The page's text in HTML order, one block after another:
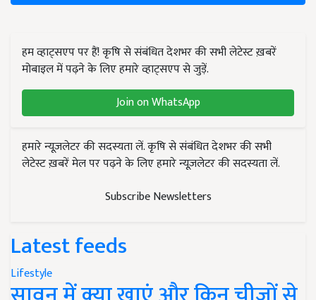
हम व्हाट्सएप पर हैं! कृषि से संबंधित देशभर की सभी लेटेस्ट ख़बरें
मोबाइल में पढ़ने के लिए हमारे व्हाट्सएप से जुड़ें.
Join on WhatsApp
हमारे न्यूज़लेटर की सदस्यता लें. कृषि से संबंधित देशभर की सभी
लेटेस्ट ख़बरें मेल पर पढ़ने के लिए हमारे न्यूज़लेटर की सदस्यता लें.
Subscribe Newsletters
Latest feeds
Lifestyle